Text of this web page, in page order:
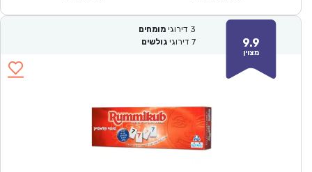
9.9
מצוין
3 דירוגי מומחים
7 דירוגי גולשים